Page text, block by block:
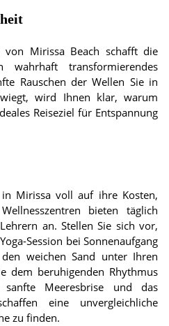
von Mirissa Beach schafft die
transformierendes
Rauschen der Wellen Sie in
wird Ihnen klar, warum
Reiseziel für Entspannung
in Mirissa voll auf ihre Kosten,
bieten täglich
an. Stellen Sie sich vor,
Session bei Sonnenaufgang
weichen Sand unter Ihren
dem beruhigenden Rhythmus
Meeresbrise und das
eine unvergleichliche
zu finden.